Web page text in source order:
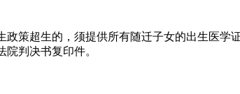
策超生的，须提供所有随迁子女的出生医学
判决书复印件。